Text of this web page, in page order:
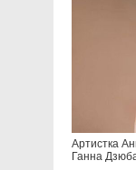
Артистка
Ганна